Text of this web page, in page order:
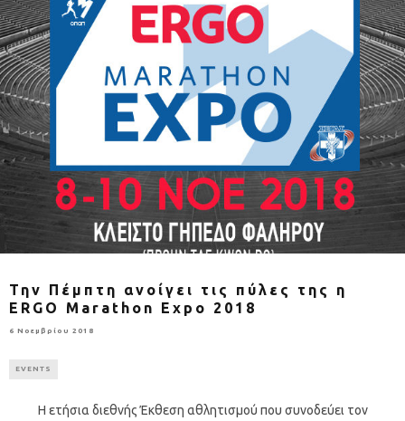
Την Πέμπτη ανοίγει τις πύλες της η
ERGO Marathon Expo 2018
6 Νοεμβρίου 2018
EVENTS
Η ετήσια διεθνής Έκθεση αθλητισμού που συνοδεύει τον